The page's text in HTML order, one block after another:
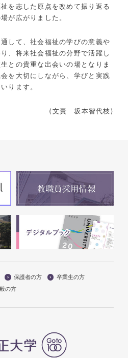
を志した原点を改めて振り返る
が広がりました。
して、社会福祉の学びの意義や
、将来社会福祉の分野で活躍し
との貴重な出会いの場となりま
を大切にしながら、学びと実践
ります。
(文責 坂本智代枝 )
保護者の方
卒業生の方
の方